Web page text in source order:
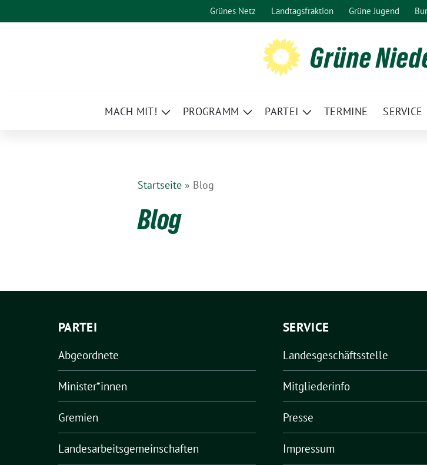
zum
Grünes Netz Landtagsfraktion Grüne Jugend
Grüne
MACH MIT!
Zeige
PROGRAMM
Zeige
PARTEI
Zeige
TERMINE SERVICE
Startseite » Blog
Blog
PARTEI
Abgeordnete
Minister*innen
Gremien
Landesarbeitsgemeinschaften
SERVICE
Landesgeschäftsstelle
Mitgliederinfo
Presse
Impressum